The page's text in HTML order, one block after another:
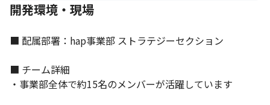
開発環境・現場
■ 配属部署：hap事業部 ストラテジーセクション
■ チーム詳細
・事業部全体で約15名のメンバーが活躍しています